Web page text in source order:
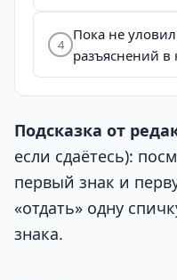
4
Пока не
разъяснений в
Подсказка от
если сдаётесь):
первый знак и
«отдать» одну
знака.